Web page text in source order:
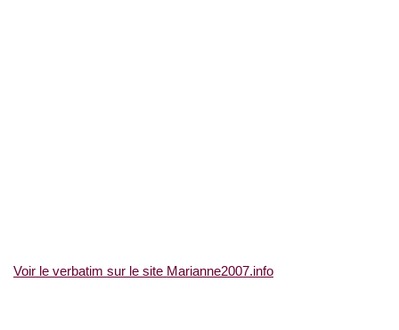
Voir le verbatim sur le site Marianne2007.info